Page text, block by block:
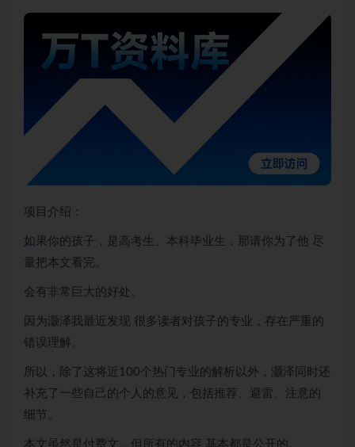
项目介绍：
如果你的孩子，是高考生、本科毕业生，那请你为了他 尽
量把本文看完。
会有非常巨大的好处。
因为灏泽我最近发现 很多读者对孩子的专业，存在严重的
错误理解。
所以，除了这将近100个热门专业的解析以外，灏泽同时还
补充了一些自己的个人的意见，包括推荐、避雷、注意的
细节。
本文虽然是付费文，但所有的内容 基本都是公开的。